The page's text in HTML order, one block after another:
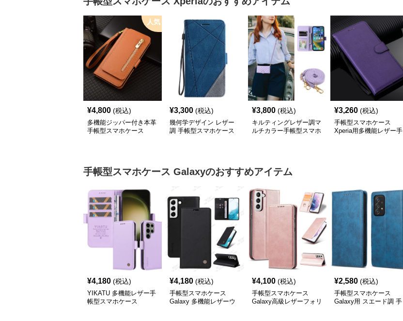
人気
¥4,800 (税込)
多機能ジッパー付き本革
手帳型スマホケース
¥3,300 (税込)
幾何学デザイン レザー
調 手帳型スマホケース
¥3,800 (税込)
キルティングレザー調マ
ルチカラー手帳型スマホ
¥3,260 (税込)
手帳型スマホケース
Xperia用多機能レザー手
手帳型スマホケース Galaxyのおすすめアイテム
¥4,180 (税込)
YIKATU 多機能レザー手
帳型スマホケース
¥4,180 (税込)
手帳型スマホケース
Galaxy 多機能レザーウ
¥4,100 (税込)
手帳型スマホケース
Galaxy高級レザーフォリ
¥2,580 (税込)
手帳型スマホケース
Galaxy用 スエード調 手